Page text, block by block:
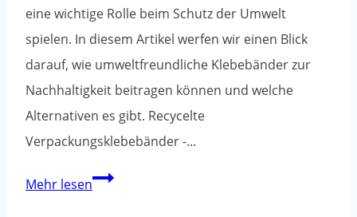
eine wichtige Rolle beim Schutz der Umwelt
spielen. In diesem Artikel werfen wir einen Blick
darauf, wie umweltfreundliche Klebebänder zur
Nachhaltigkeit beitragen können und welche
Alternativen es gibt. Recycelte
Verpackungsklebebänder -...
Mehr lesenÖkologische